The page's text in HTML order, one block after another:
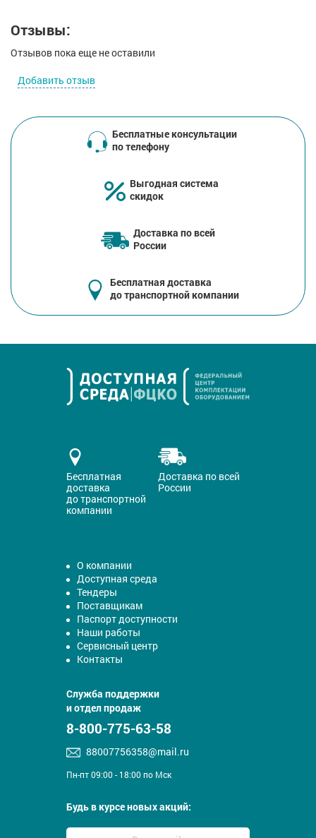
Отзывы:
Отзывов пока еще не оставили
Добавить отзыв
Бесплатные консультации
по телефону
Выгодная система
скидок
Доставка по всей
России
Бесплатная доставка
до транспортной компании
Бесплатная
доставка
до транспортной
компании
Доставка по всей
России
О компании
Доступная среда
Тендеры
Поставщикам
Паспорт доступности
Наши работы
Сервисный центр
Контакты
Служба поддержки
и отдел продаж
8-800-775-63-58
88007756358@mail.ru
Пн-пт 09:00 - 18:00 по Мск
Будь в курсе новых акций: